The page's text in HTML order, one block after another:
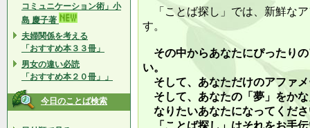
コミュニケーション術」小
島 慶子著
夫婦関係を考える
「おすすめ本３３冊」
男女の違い必読
「おすすめ本２０冊」」
今日のことば検索
「ことば探し」では、新鮮な
す。
その中からあなたにぴったり
い。
そして、あなただけのアファ
そして、あなたの「夢」をか
なりたいあなたになってくだ
「ことば探し」はそれをお手